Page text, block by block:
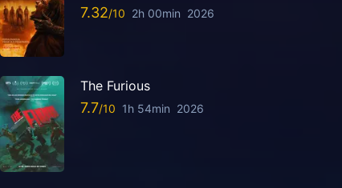
7.32 2h 00min 2026
The Furious
7.7 1h 54min 2026